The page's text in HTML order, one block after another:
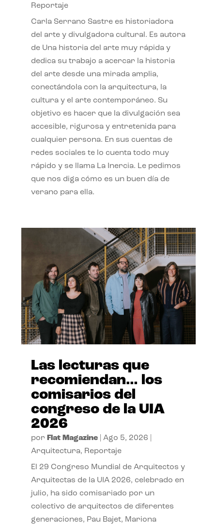
Reportaje
Carla Serrano Sastre es historiadora
del arte y divulgadora cultural. Es autora
de Una historia del arte muy rápida y
dedica su trabajo a acercar la historia
del arte desde una mirada amplia,
conectándola con la arquitectura, la
cultura y el arte contemporáneo. Su
objetivo es hacer que la divulgación sea
accesible, rigurosa y entretenida para
cualquier persona. En sus cuentas de
redes sociales te lo cuenta todo muy
rápido y se llama La Inercia. Le pedimos
que nos diga cómo es un buen día de
verano para ella.
Las lecturas que
recomiendan… los
comisarios del
congreso de la UIA
2026
por Flat Magazine| Ago 5, 2026
Arquitectura, Reportaje
El 29 Congreso Mundial de Arquitectos y
Arquitectas de la UIA 2026, celebrado en
julio, ha sido comisariado por un
colectivo de arquitectos de diferentes
generaciones, Pau Bajet, Mariona